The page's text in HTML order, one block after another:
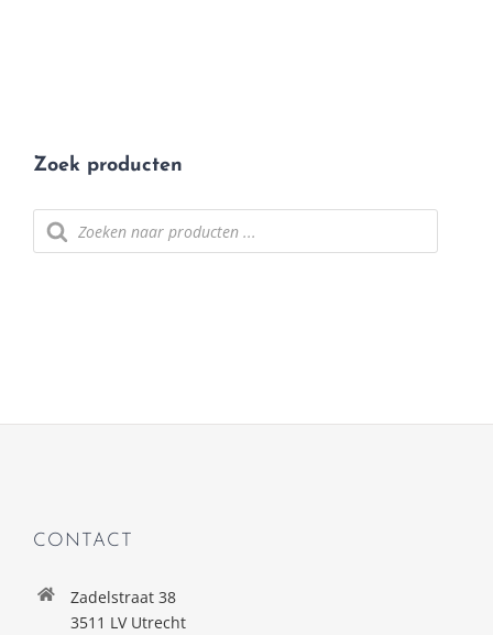
Zoek producten
Producten
zoeken
CONTACT
Zadelstraat 38
3511 LV Utrecht